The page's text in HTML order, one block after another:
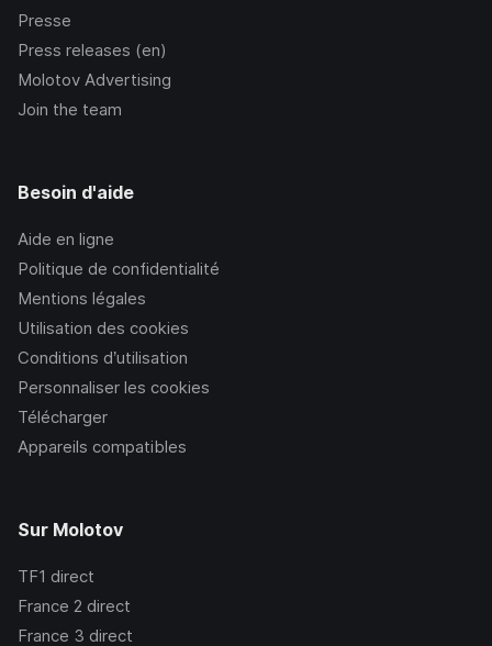
Presse
Press releases (en)
Molotov Advertising
Join the team
Besoin d'aide
Aide en ligne
Politique de confidentialité
Mentions légales
Utilisation des cookies
Conditions d’utilisation
Personnaliser les cookies
Télécharger
Appareils compatibles
Sur Molotov
TF1 direct
France 2 direct
France 3 direct